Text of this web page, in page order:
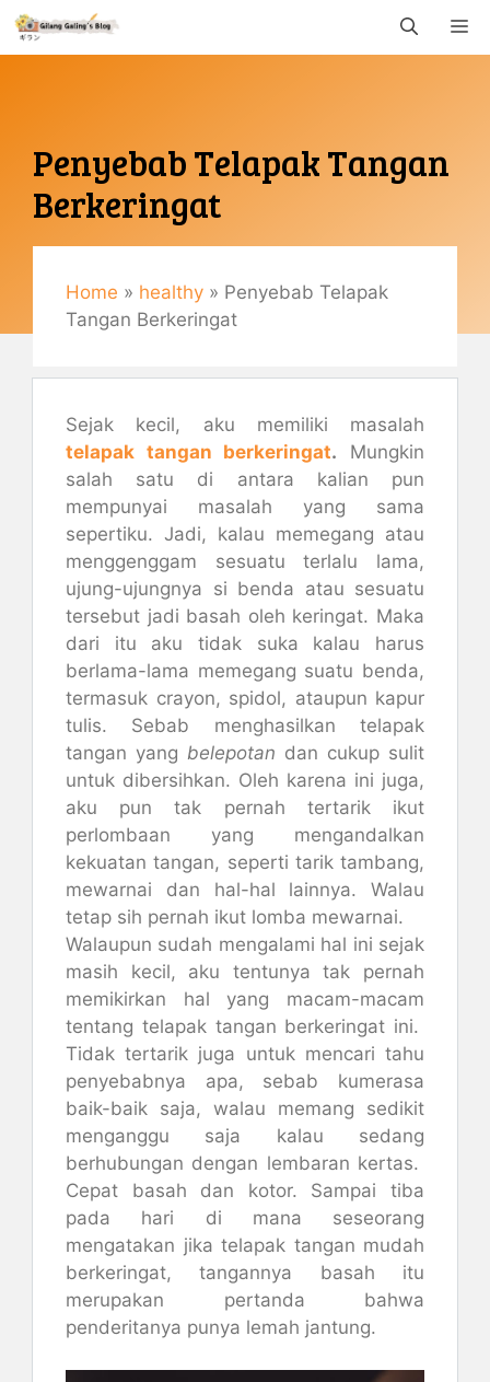
Langsung
Penyebab Telapak Tangan
Berkeringat
Gemaulani
Home » healthy » Penyebab Telapak
Tangan Berkeringat
Sejak kecil, aku memiliki masalah
telapak tangan berkeringat. Mungkin
salah satu di antara kalian pun
mempunyai masalah yang sama
sepertiku. Jadi, kalau memegang atau
menggenggam sesuatu terlalu lama,
ujung-ujungnya si benda atau sesuatu
tersebut jadi basah oleh keringat. Maka
dari itu aku tidak suka kalau harus
berlama-lama memegang suatu benda,
termasuk crayon, spidol, ataupun kapur
tulis. Sebab menghasilkan telapak
tangan yang belepotan dan cukup sulit
untuk dibersihkan. Oleh karena ini juga,
aku pun tak pernah tertarik ikut
perlombaan yang mengandalkan
kekuatan tangan, seperti tarik tambang,
mewarnai dan hal-hal lainnya. Walau
tetap sih pernah ikut lomba mewarnai.
Walaupun sudah mengalami hal ini sejak
masih kecil, aku tentunya tak pernah
memikirkan hal yang macam-macam
tentang telapak tangan berkeringat ini.
Tidak tertarik juga untuk mencari tahu
penyebabnya apa, sebab kumerasa
baik-baik saja, walau memang sedikit
menganggu saja kalau sedang
berhubungan dengan lembaran kertas.
Cepat basah dan kotor. Sampai tiba
pada hari di mana seseorang
mengatakan jika telapak tangan mudah
berkeringat, tangannya basah itu
merupakan pertanda bahwa
penderitanya punya lemah jantung.